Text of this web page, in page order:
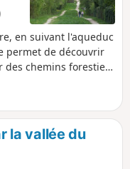
en suivant l'aqueduc
permet de découvrir
chemins forestiers
la vallée du